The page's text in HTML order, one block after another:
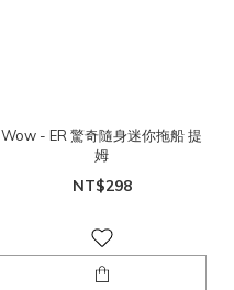
Wow - ER 驚奇隨身迷你拖船 提
姆
NT$298